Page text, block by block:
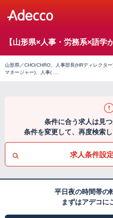
【山形県×人事・労務系×語学
山形県／CHO/CHRO、人事部長(HRディレクタ
マネージャー)、人事( …
条件に合う求人は見
条件を変更して、再度検索
求人条件設
平日夜の時間帯の
まずはアデコに